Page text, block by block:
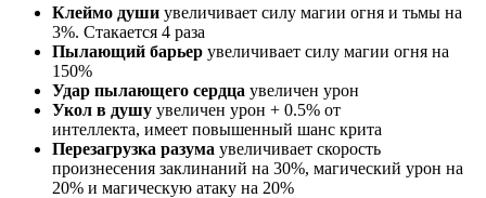
Клеймо души увеличивает силу магии огня и тьмы на
3%. Стакается 4 раза
Пылающий барьер увеличивает силу магии огня на
150%
Удар пылающего сердца увеличен урон
Укол в душу увеличен урон + 0.5% от
интеллекта, имеет повышенный шанс крита
Перезагрузка разума увеличивает скорость
произнесения заклинаний на 30%, магический урон на
20% и магическую атаку на 20%